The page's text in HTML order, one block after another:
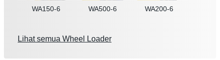
WA150-6 WA500-6 WA200-6
Lihat semua Wheel Loader